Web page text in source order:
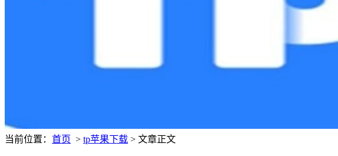
当前位置： 首页 > tp苹果下载 > 文章正文